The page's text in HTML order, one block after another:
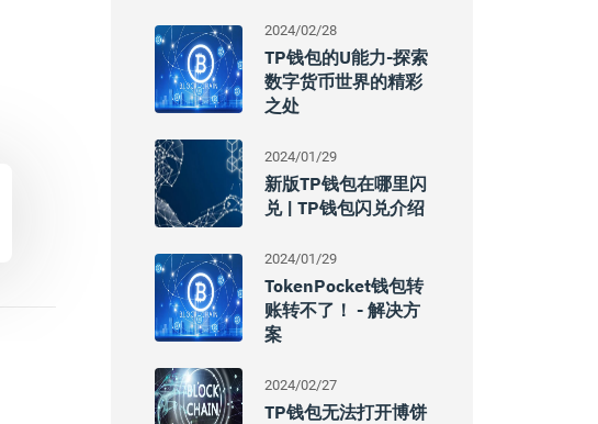
2024/02/28
TP钱包的U能力-探索
数字货币世界的精彩
之处
2024/01/29
新版TP钱包在哪里闪
兑 | TP钱包闪兑介绍
2024/01/29
TokenPocket钱包转
账转不了！ - 解决方
案
2024/02/27
TP钱包无法打开博饼